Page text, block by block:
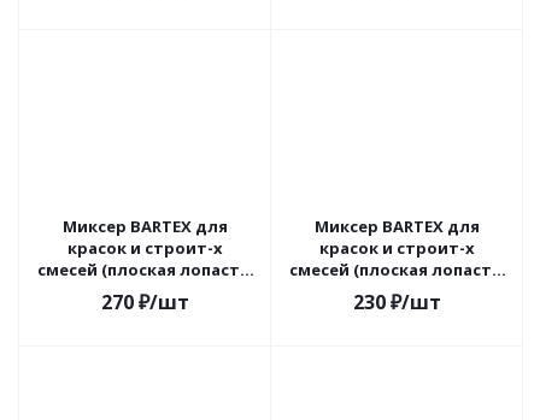
Миксер BARTEX для
красок и строит-х
смесей (плоская лопасть)
60х10х400мм оцинк-ный
арт4211Z 311540
270₽/шт
Миксер BARTEX для
красок и строит-х
смесей (плоская лопасть)
60х8х400мм оцинк-ный,
161013
230₽/шт